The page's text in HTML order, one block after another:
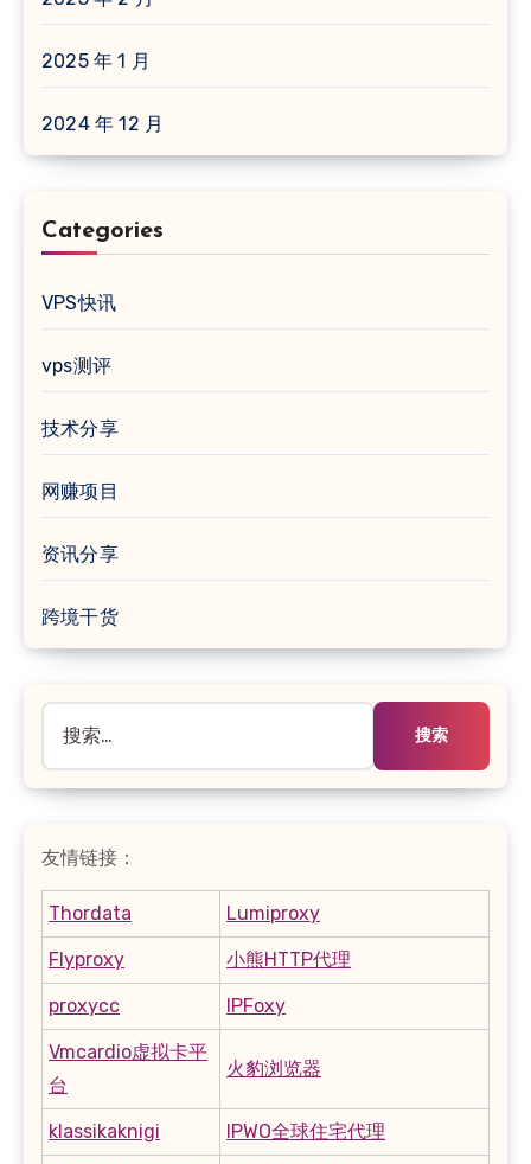
2025 年 1 月
2024 年 12 月
Categories
VPS快讯
vps测评
技术分享
网赚项目
资讯分享
跨境干货
索：
友情链接：
Thordata Lumiproxy
Flyproxy 小熊HTTP代理
proxycc IPFoxy
Vmcardio虚拟卡平
台
火豹浏览器
klassikaknigi IPWO全球住宅代理